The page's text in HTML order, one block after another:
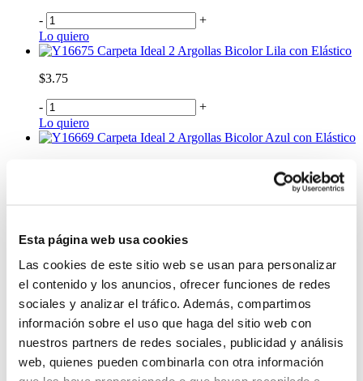
Esta página web usa cookies
Las cookies de este sitio web se usan para personalizar
el contenido y los anuncios, ofrecer funciones de redes
sociales y analizar el tráfico. Además, compartimos
información sobre el uso que haga del sitio web con
nuestros partners de redes sociales, publicidad y análisis
web, quienes pueden combinarla con otra información
-
+
Lo quiero
Carpeta Ideal 2 Argollas Bicolor Lila con Elástico
$3.75
-
+
Lo quiero
Carpeta Ideal 2 Argollas Bicolor Azul con Elástico
-
+
Lo quiero
Carpeta Clip Colores Surtidos
$2.50